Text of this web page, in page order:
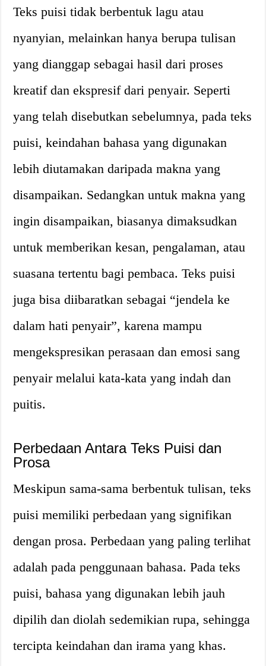
Teks puisi tidak berbentuk lagu atau
nyanyian, melainkan hanya berupa tulisan
yang dianggap sebagai hasil dari proses
kreatif dan ekspresif dari penyair. Seperti
yang telah disebutkan sebelumnya, pada teks
puisi, keindahan bahasa yang digunakan
lebih diutamakan daripada makna yang
disampaikan. Sedangkan untuk makna yang
ingin disampaikan, biasanya dimaksudkan
untuk memberikan kesan, pengalaman, atau
suasana tertentu bagi pembaca. Teks puisi
juga bisa diibaratkan sebagai “jendela ke
dalam hati penyair”, karena mampu
mengekspresikan perasaan dan emosi sang
penyair melalui kata-kata yang indah dan
puitis.
Perbedaan Antara Teks Puisi dan
Prosa
Meskipun sama-sama berbentuk tulisan, teks
puisi memiliki perbedaan yang signifikan
dengan prosa. Perbedaan yang paling terlihat
adalah pada penggunaan bahasa. Pada teks
puisi, bahasa yang digunakan lebih jauh
dipilih dan diolah sedemikian rupa, sehingga
tercipta keindahan dan irama yang khas.